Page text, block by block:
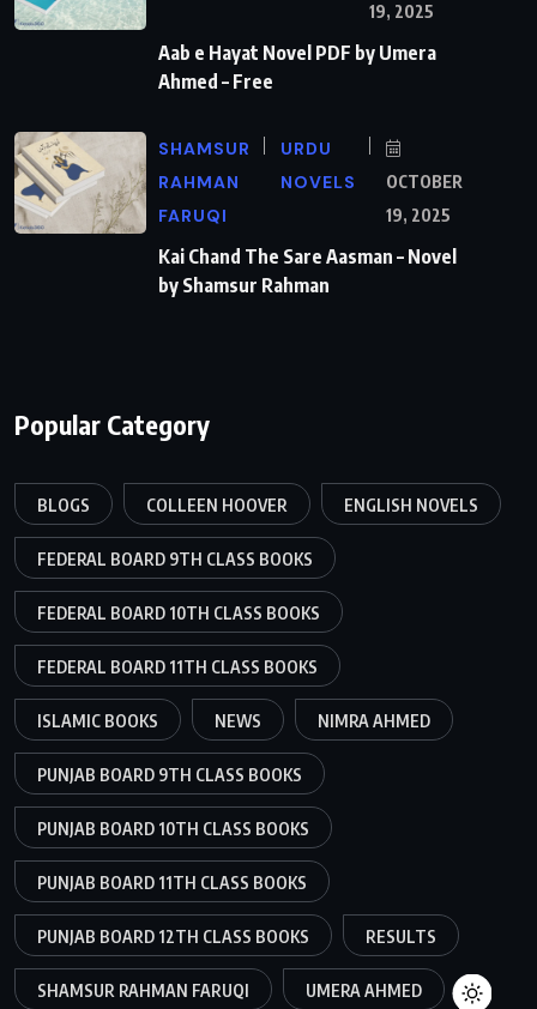
19, 2025
Aab e Hayat Novel PDF by Umera
Ahmed – Free
SHAMSUR
RAHMAN
FARUQI
URDU
NOVELS
OCTOBER
19, 2025
Kai Chand The Sare Aasman – Novel
by Shamsur Rahman
Popular Category
BLOGS COLLEEN HOOVER ENGLISH NOVELS
FEDERAL BOARD 9TH CLASS BOOKS
FEDERAL BOARD 10TH CLASS BOOKS
FEDERAL BOARD 11TH CLASS BOOKS
ISLAMIC BOOKS NEWS NIMRA AHMED
PUNJAB BOARD 9TH CLASS BOOKS
PUNJAB BOARD 10TH CLASS BOOKS
PUNJAB BOARD 11TH CLASS BOOKS
PUNJAB BOARD 12TH CLASS BOOKS RESULTS
SHAMSUR RAHMAN FARUQI UMERA AHMED